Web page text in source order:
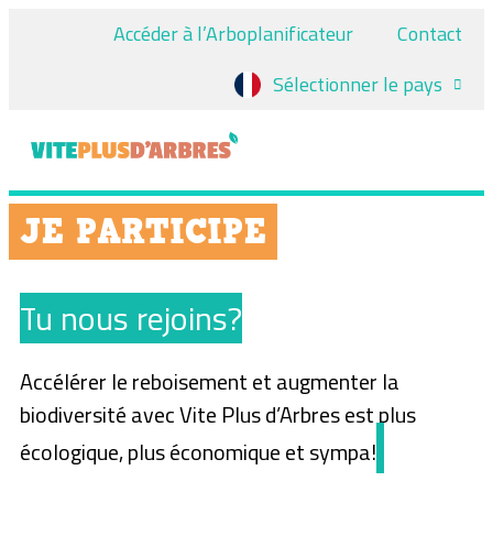
Accéder à l’Arboplanificateur
Contact
Sélectionner le pays
JE PARTICIPE
Tu nous rejoins?
Accélérer le reboisement et augmenter la
biodiversité avec Vite Plus d’Arbres est plus
écologique, plus économique et sympa!